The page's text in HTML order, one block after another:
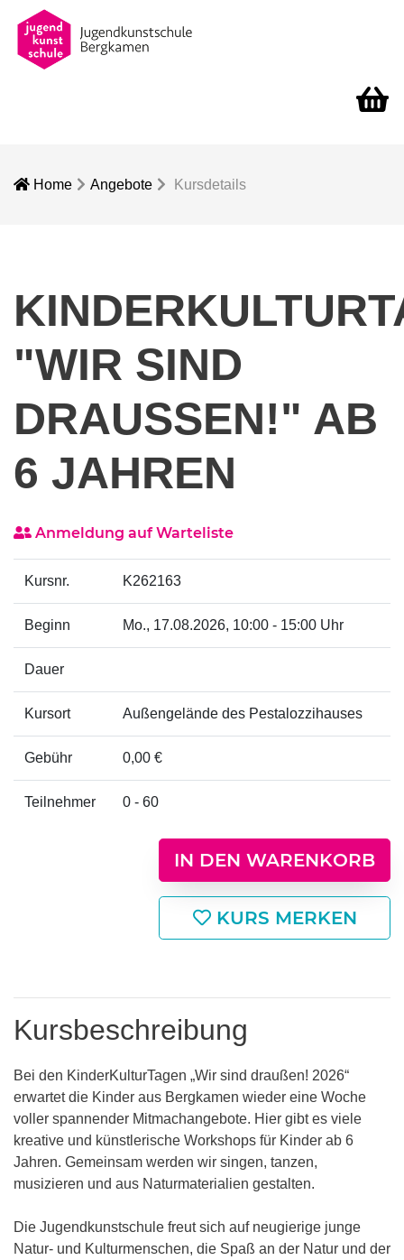
Home Angebote Kursdetails
"WIR SIND
DRAUSSEN!" AB 6
JAHREN
Anmeldung auf Warteliste
Kursnr. K262163
Beginn Mo., 17.08.2026, 10:00 - 15:00 Uhr
Dauer
Kursort Außengelände des Pestalozzihauses
Gebühr 0,00 €
Teilnehmer 0 - 60
IN DEN WARENKORB
KURS MERKEN
Kursbeschreibung
Bei den KinderKulturTagen „Wir sind draußen! 2026“
erwartet die Kinder aus Bergkamen wieder eine Woche
voller spannender Mitmachangebote. Hier gibt es viele
kreative und künstlerische Workshops für Kinder ab 6
Jahren. Gemeinsam werden wir singen, tanzen,
musizieren und aus Naturmaterialien gestalten.
Die Jugendkunstschule freut sich auf neugierige junge
Natur- und Kulturmenschen, die Spaß an der Natur und der